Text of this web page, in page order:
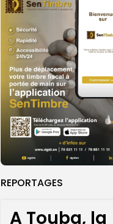
REPORTAGES
A Touba, la